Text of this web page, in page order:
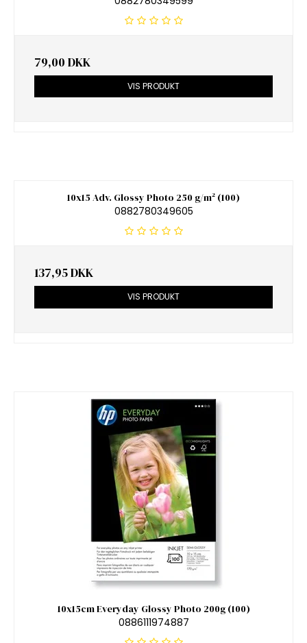
79,00 DKK
VIS PRODUKT
10x15 Adv. Glossy Photo 250 g/m² (100)
0882780349605
137,95 DKK
VIS PRODUKT
10x15cm Everyday Glossy Photo 200g (100)
0886111974887